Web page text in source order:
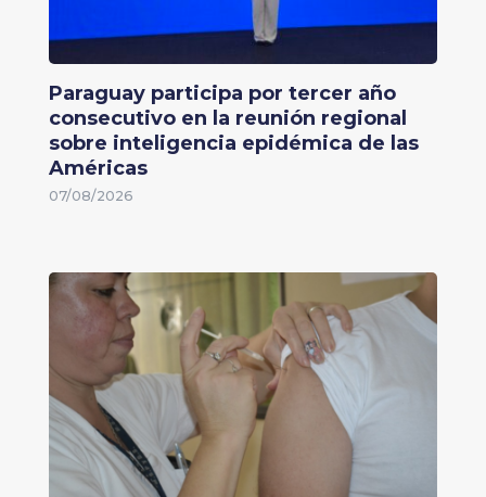
Paraguay participa por tercer año
consecutivo en la reunión regional
sobre inteligencia epidémica de las
Américas
07/08/2026